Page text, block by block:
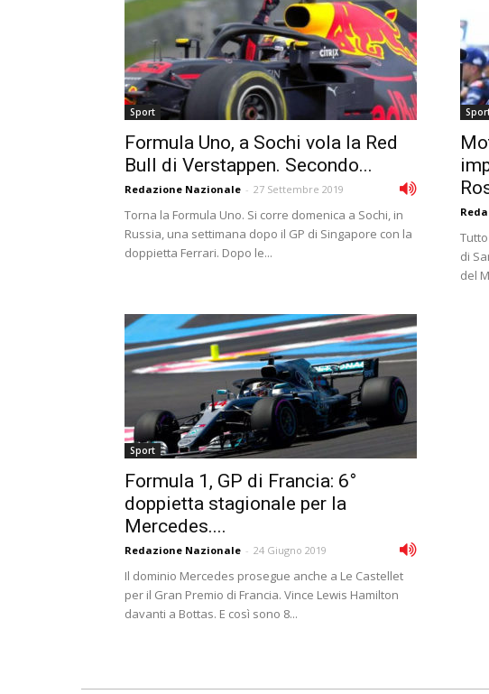
Sport
Formula Uno, a Sochi vola la Red
Bull di Verstappen. Secondo...
Redazione Nazionale - 27 Settembre 2019
Torna la Formula Uno. Si corre domenica a Sochi, in
Russia, una settimana dopo il GP di Singapore con la
doppietta Ferrari. Dopo le...
di
del
Sport
Formula 1, GP di Francia: 6°
doppietta stagionale per la
Mercedes....
Redazione Nazionale - 24 Giugno 2019
Il dominio Mercedes prosegue anche a Le Castellet
per il Gran Premio di Francia. Vince Lewis Hamilton
davanti a Bottas. E così sono 8...